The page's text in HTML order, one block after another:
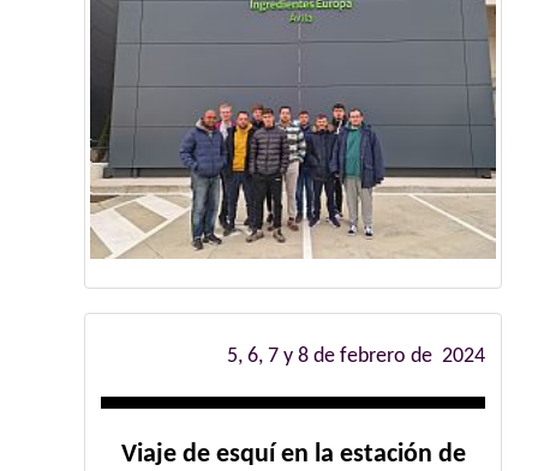
5, 6, 7 y 8 de febrero de 2024
Viaje de esquí en la estación de